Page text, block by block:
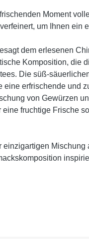
Moment
um Ihnen ein
dem erlesenen
Komposition,
Die süß-
erfrischende
von Gewürzen
fruchtige Frische